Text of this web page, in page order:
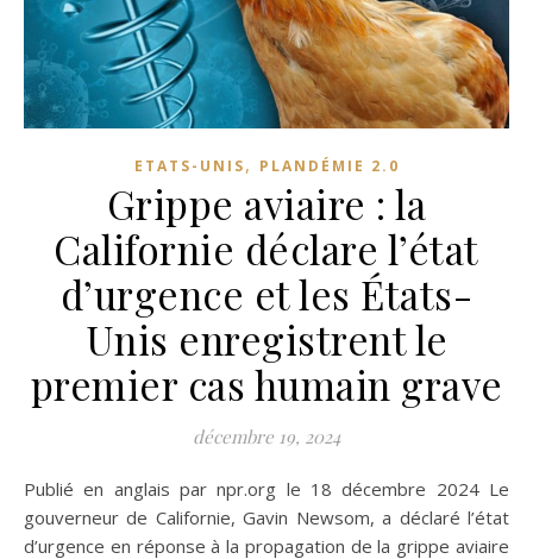
ETATS-UNIS, PLANDÉMIE 2.0
Grippe aviaire : la
Californie déclare l’état
d’urgence et les États-
Unis enregistrent le
premier cas humain grave
décembre 19, 2024
Publié en anglais par npr.org le 18 décembre 2024 Le
gouverneur de Californie, Gavin Newsom, a déclaré l’état
d’urgence en réponse à la propagation de la grippe aviaire